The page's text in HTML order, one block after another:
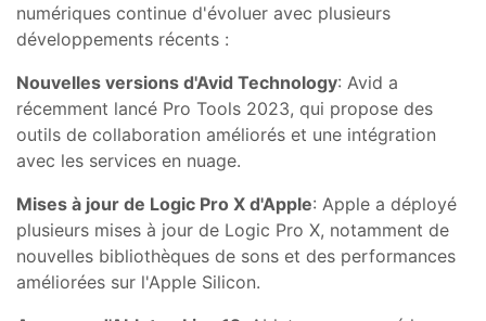
numériques continue d'évoluer avec plusieurs
développements récents :
Nouvelles versions d'Avid Technology: Avid a
récemment lancé Pro Tools 2023, qui propose des
outils de collaboration améliorés et une intégration
avec les services en nuage.
Mises à jour de Logic Pro X d'Apple: Apple a déployé
plusieurs mises à jour de Logic Pro X, notamment de
nouvelles bibliothèques de sons et des performances
améliorées sur l'Apple Silicon.